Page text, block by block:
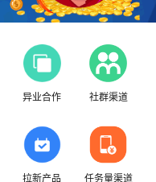
异业合作 社群渠道
拉新产品 任务量渠道